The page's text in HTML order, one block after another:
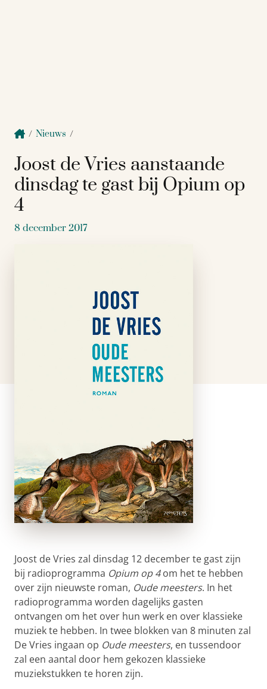
/ Nieuws /
Joost de Vries aanstaande
dinsdag te gast bij Opium op
4
8 december 2017
Joost de Vries zal dinsdag 12 december te gast zijn
bij radioprogramma Opium op 4om het te hebben
over zijn nieuwste roman, Oude meesters. In het
radioprogramma worden dagelijks gasten
ontvangen om het over hun werk en over klassieke
muziek te hebben. In twee blokken van 8 minuten zal
De Vries ingaan op Oude meesters, en tussendoor
zal een aantal door hem gekozen klassieke
muziekstukken te horen zijn.